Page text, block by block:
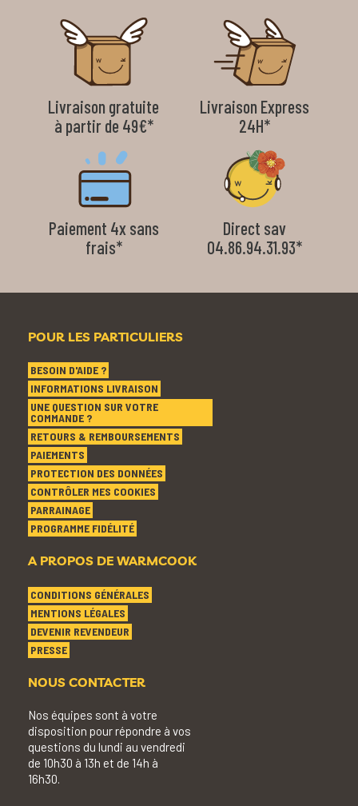
Livraison gratuite
à partir de 49€*
Livraison Express
24H*
Paiement 4x sans
frais*
Direct sav
04.86.94.31.93*
POUR LES PARTICULIERS
BESOIN D'AIDE ?
INFORMATIONS LIVRAISON
UNE QUESTION SUR VOTRE
COMMANDE ?
RETOURS & REMBOURSEMENTS
PAIEMENTS
PROTECTION DES DONNÉES
CONTRÔLER MES COOKIES
PARRAINAGE
PROGRAMME FIDÉLITÉ
A PROPOS DE WARMCOOK
CONDITIONS GÉNÉRALES
MENTIONS LÉGALES
DEVENIR REVENDEUR
PRESSE
NOUS CONTACTER
Nos équipes sont à votre
disposition pour répondre à vos
questions du lundi au vendredi
de 10h30 à 13h et de 14h à
16h30.